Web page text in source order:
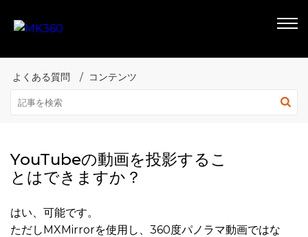
よくある質問 コンテンツ
YouTubeの動画を投影するこ
とはできますか？
はい、可能です。
ただしMXMirrorを使用し、360度パノラマ動画ではな